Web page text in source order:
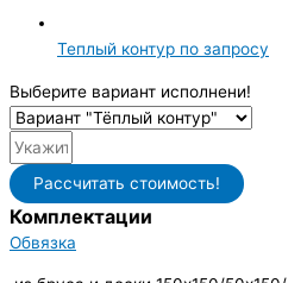
Теплый контур по запросу
Выберите вариант исполнени!
Рассчитать стоимость!
Комплектации
Обвязка